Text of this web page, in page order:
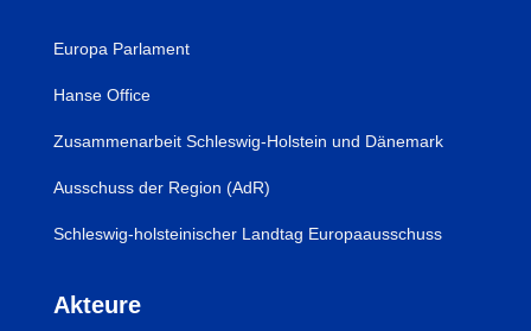
Europa Parlament
Hanse Office
Zusammenarbeit Schleswig-Holstein und Dänemark
Ausschuss der Region (AdR)
Schleswig-holsteinischer Landtag Europaausschuss
Akteure